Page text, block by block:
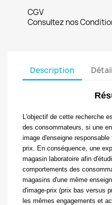
CGV
Consultez nos
Description
L'objectif de cette recherche
des consommateurs, si une
image d'enseigne
prix. En conséquence, une
magasin laboratoire afin
comportements des
magasins d'une même
d'image-prix (prix bas versus
les mêmes engagements et